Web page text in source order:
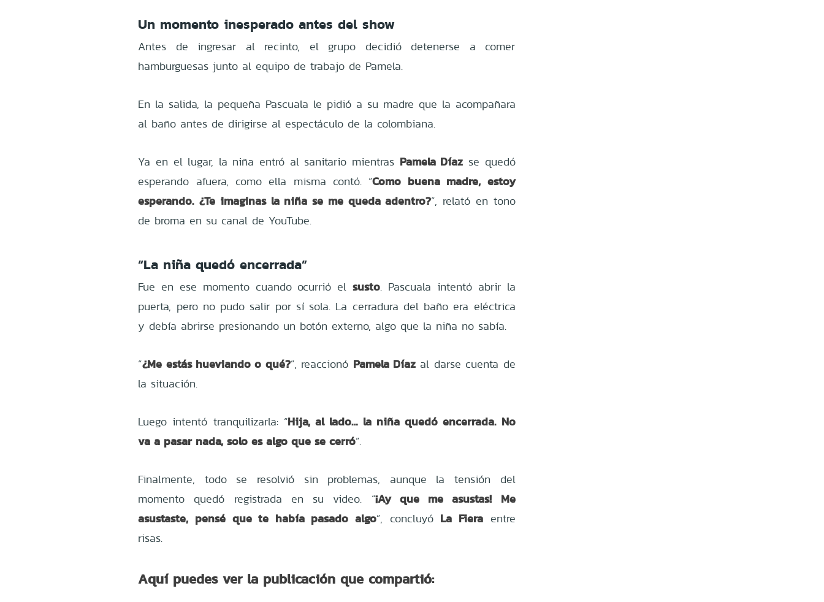
Un momento inesperado antes del show
Antes de ingresar al recinto, el grupo decidió detenerse a comer
hamburguesas junto al equipo de trabajo de Pamela.
En la salida, la pequeña Pascuala le pidió a su madre que la acompañara
al baño antes de dirigirse al espectáculo de la colombiana.
Ya en el lugar, la niña entró al sanitario mientras Pamela Díaz se quedó
esperando afuera, como ella misma contó. “Como buena madre, estoy
esperando. ¿Te imaginas la niña se me queda adentro?”, relató en tono
de broma en su canal de YouTube.
“La niña quedó encerrada”
Fue en ese momento cuando ocurrió el susto. Pascuala intentó abrir la
puerta, pero no pudo salir por sí sola. La cerradura del baño era eléctrica
y debía abrirse presionando un botón externo, algo que la niña no sabía.
“¿Me estás hueviando o qué?”, reaccionó Pamela Díaz al darse cuenta de
la situación.
Luego intentó tranquilizarla: “Hija, al lado… la niña quedó encerrada. No
va a pasar nada, solo es algo que se cerró”.
Finalmente, todo se resolvió sin problemas, aunque la tensión del
momento quedó registrada en su video. “¡Ay que me asustas! Me
asustaste, pensé que te había pasado algo”, concluyó La Fiera entre
risas.
Aquí puedes ver la publicación que compartió: